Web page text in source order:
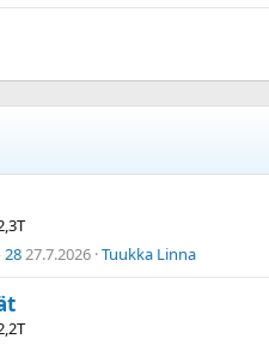
2827.7.2026 Tuukka Linna